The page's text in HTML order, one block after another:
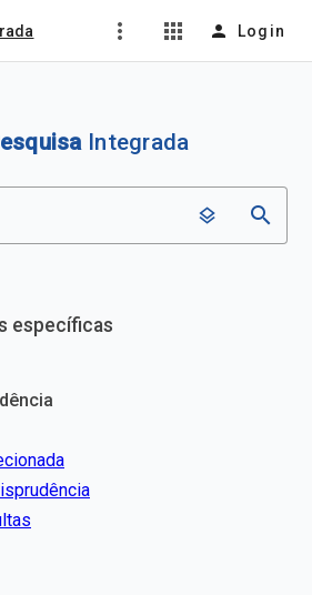
more_vert apps person Login
Integrada
layers search
específicas